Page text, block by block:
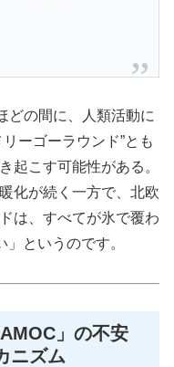
どの間に、人類活動に
ーゴーラウンド”とも
起こす可能性がある。
化が続く一方で、北欧
は、すべてが氷で覆わ
」というのです。
」の不安
ニズム